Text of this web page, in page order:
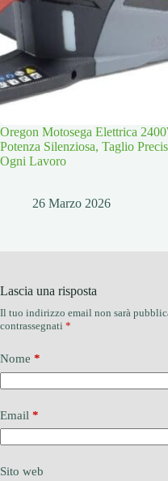
Oregon Motosega Elettrica
Potenza Silenziosa, Taglio
Ogni Lavoro
26 Marzo 2026
Lascia una risposta
Il tuo indirizzo email non sarà
contrassegnati *
Nome *
Email *
Sito web